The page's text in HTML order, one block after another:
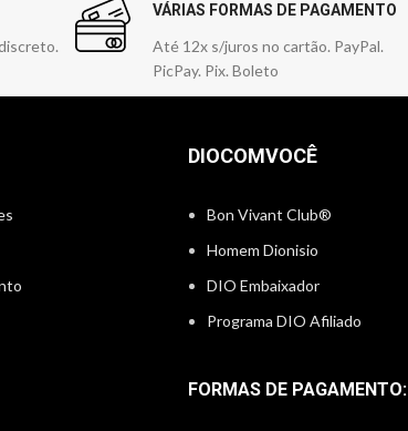
VÁRIAS FORMAS DE PAGAMENTO
Até 12x s/juros no cartão. PayPal.
PicPay. Pix. Boleto
DIOCOMVOCÊ
Bon Vivant Club®
Homem Dionisio
DIO Embaixador
Programa DIO Afiliado
FORMAS DE PAGAMENTO: